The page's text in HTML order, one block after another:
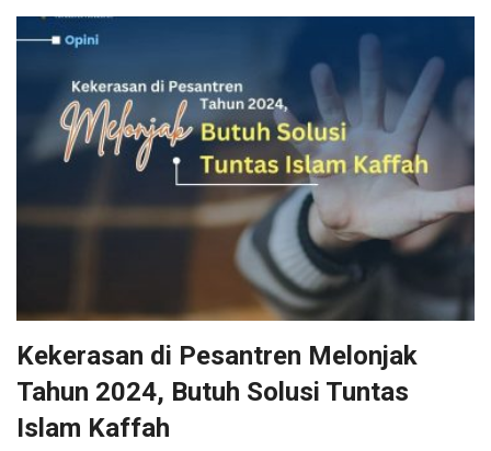
Kekerasan di Pesantren Melonjak
Tahun 2024, Butuh Solusi Tuntas
Islam Kaffah